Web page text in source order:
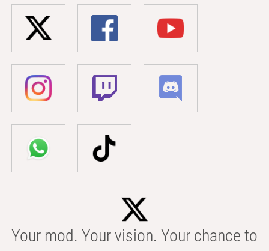
Your mod. Your vision. Your chance to